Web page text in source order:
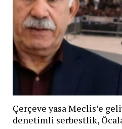
Çerçeve yasa Meclis’e
denetimli serbestlik,